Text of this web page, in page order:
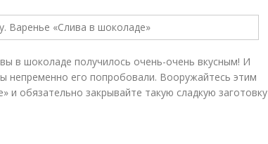
в шоколаде получилось очень-очень вкусным! И
непременно его попробовали. Вооружайтесь этим
и обязательно закрывайте такую сладкую заготовку